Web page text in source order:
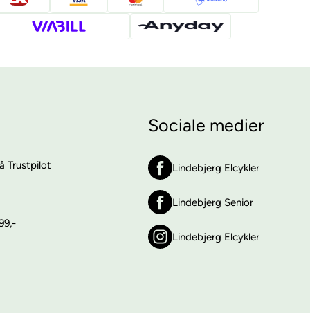
Trustpilot
Sociale medier
Lindebjerg Elcykler
Lindebjerg Senior
Lindebjerg Elcykler